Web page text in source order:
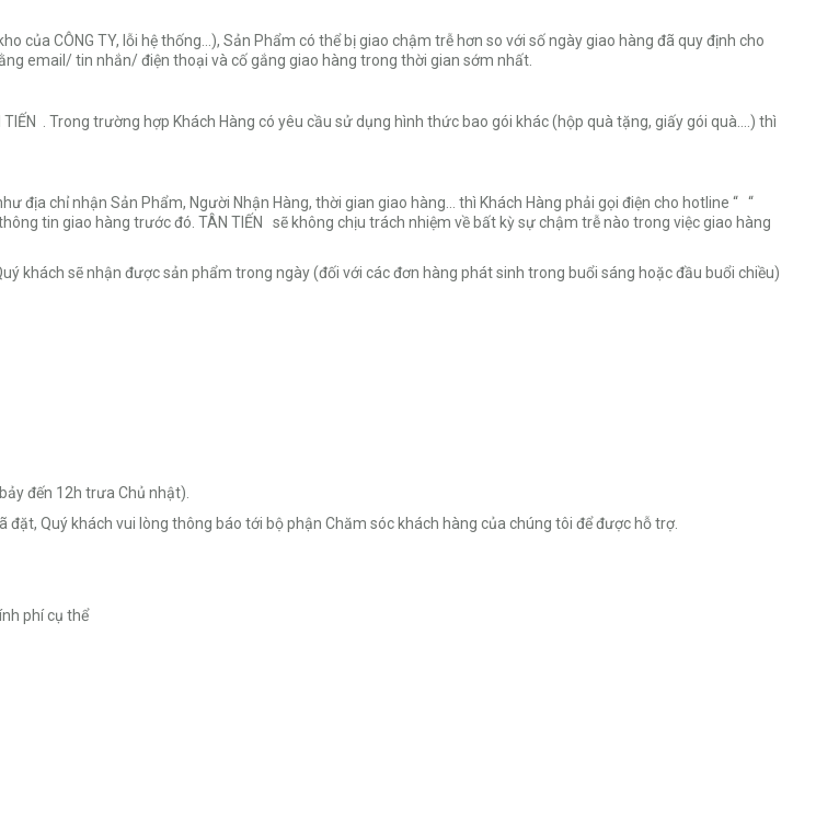
CÔNG TY, lỗi hệ thống…), Sản Phẩm có thể bị giao chậm trễ hơn so với số ngày giao hàng đã quy định cho
email/ tin nhắn/ điện thoại và cố gắng giao hàng trong thời gian sớm nhất.
. Trong trường hợp Khách Hàng có yêu cầu sử dụng hình thức bao gói khác (hộp quà tặng, giấy gói quà….) thì
chỉ nhận Sản Phẩm, Người Nhận Hàng, thời gian giao hàng… thì Khách Hàng phải gọi điện cho hotline “ “
tin giao hàng trước đó. TÂN TIẾN sẽ không chịu trách nhiệm về bất kỳ sự chậm trễ nào trong việc giao hàng
khách sẽ nhận được sản phẩm trong ngày (đối với các đơn hàng phát sinh trong buổi sáng hoặc đầu buổi chiều)
đến 12h trưa Chủ nhật).
Quý khách vui lòng thông báo tới bộ phận Chăm sóc khách hàng của chúng tôi để được hỗ trợ.
phí cụ thể